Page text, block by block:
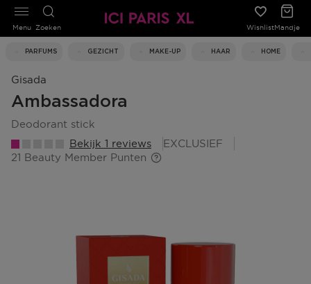
Zoeken WishlistMandje
PARFUMS GEZICHT MAKE-UP HAAR HOME
Menu
Gisada
Ambassadora
deodorant stick
Bekijk 1 reviews
EXCLUSIEF
21 Beauty Member Punten